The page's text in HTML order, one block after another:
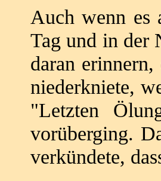
Auch wenn es
Tag und in der
daran
niederkniete,
"Letzten
vorüberging.
verkündete,